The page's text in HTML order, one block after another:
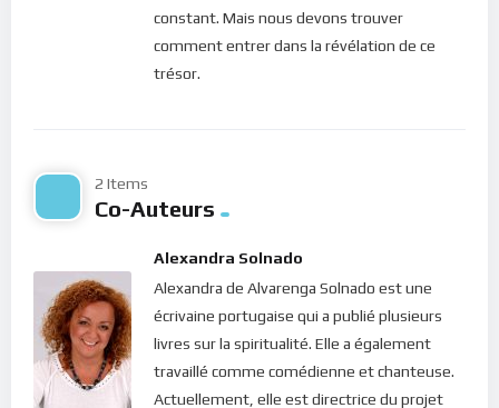
! Évidemment, cette réalité est plus difficile à saisir pour l’être
ce qui arrive n’est pas de sa faute et que l’objet de ses
frustrations devrait être blâmé; il veut réparation… Son petit
comprendre que ce qui arrive, c’est ce qui a déjà été
manifesté dans le coeur, que tout ce qui nous entoure est
attiré par ce que contient notre coeur. Voilà le mécanisme de
notre esprit. Et c’est ce que l’apôtre Paul exprime
merveilleusement bien dans cette phrase : “Nous savons, du
reste, que toutes choses concourent au bien de ceux qui
constant. Mais nous devons trouver
comment entrer dans la révélation de ce
trésor.
2 Items
Co-Auteurs
Alexandra Solnado
Alexandra de Alvarenga Solnado est une
écrivaine portugaise qui a publié plusieurs
livres sur la spiritualité. Elle a également
travaillé comme comédienne et chanteuse.
Actuellement, elle est directrice du projet